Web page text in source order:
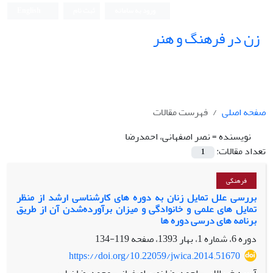
زن در فرهنگ و هنر
صفحه اصلی
فهرست مقالات
نویسنده =نصر اصفهانی، احمدرضا
تعداد مقالات:
1
فرهنگی
بررسی علل تمایل زنان به دوره‏ های کارشناسی ارشد از منظر
تمایل‏ های علمی و خانوادگی و میزان برآورده‌شدن آن از طریق
برنامه ‏های درسی دوره‏ ها
دوره 6، شماره 1، بهار 1393، صفحه
119-134
https://doi.org/10.22059/jwica.2014.51670